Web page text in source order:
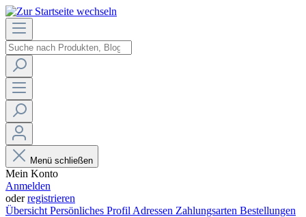
Menü schließen
Mein Konto
Anmelden
oderregistrieren
Übersicht Persönliches Profil Adressen Zahlungsarten Bestellungen